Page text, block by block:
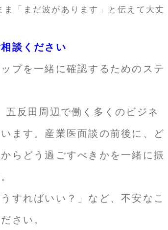
「まだ波があります」と伝えて大丈
談ください
プを一緒に確認するためのステ
反田周辺で働く多くのビジネ
ます。産業医面談の前後に、ど
らどう過ごすべきかを一緒に振
。
すればいい？」など、不安なこ
さい。